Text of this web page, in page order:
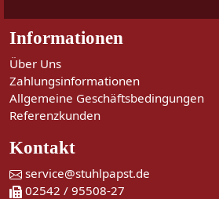
Informationen
Über Uns
Zahlungsinformationen
Allgemeine Geschäftsbedingungen
Referenzkunden
Kontakt
service@stuhlpapst.de
02542 / 95508-27